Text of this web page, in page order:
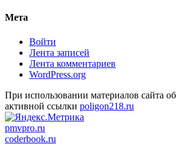
Мета
Войти
Лента записей
Лента комментариев
WordPress.org
При использовании материалов сайта
активной ссылки poligon218.ru
pmvpro.ru
coderbook.ru